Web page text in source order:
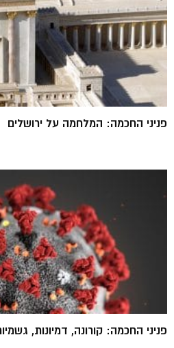
פניני החכמה: המלחמה על ירושלים
פניני החכמה: קורונה, דמיונות,